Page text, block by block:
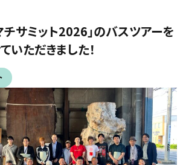
チサミット2026」のバスツアーを
いただきました！